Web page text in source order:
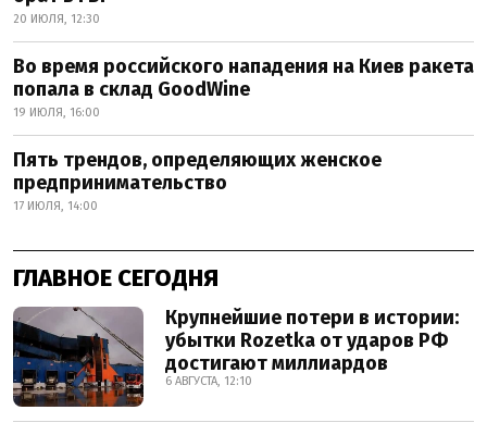
20 ИЮЛЯ, 12:30
Во время российского нападения на Киев ракета
попала в склад GoodWine
19 ИЮЛЯ, 16:00
Пять трендов, определяющих женское
предпринимательство
17 ИЮЛЯ, 14:00
ГЛАВНОЕ СЕГОДНЯ
Крупнейшие потери в истории:
убытки Rozetka от ударов РФ
достигают миллиардов
6 АВГУСТА, 12:10